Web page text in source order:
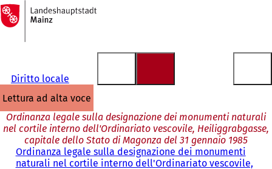
Vai al contenuto
Alla
pagina
iniziale
Diritto locale
lettura ad alta voce
Ordinanza legale sulla designazione dei monumenti naturali
nel cortile interno dell'Ordinariato vescovile, Heiliggrabgasse,
capitale dello Stato di Magonza del 31 gennaio 1985
Ordinanza legale sulla designazione dei monumenti
naturali nel cortile interno dell'Ordinariato vescovile,